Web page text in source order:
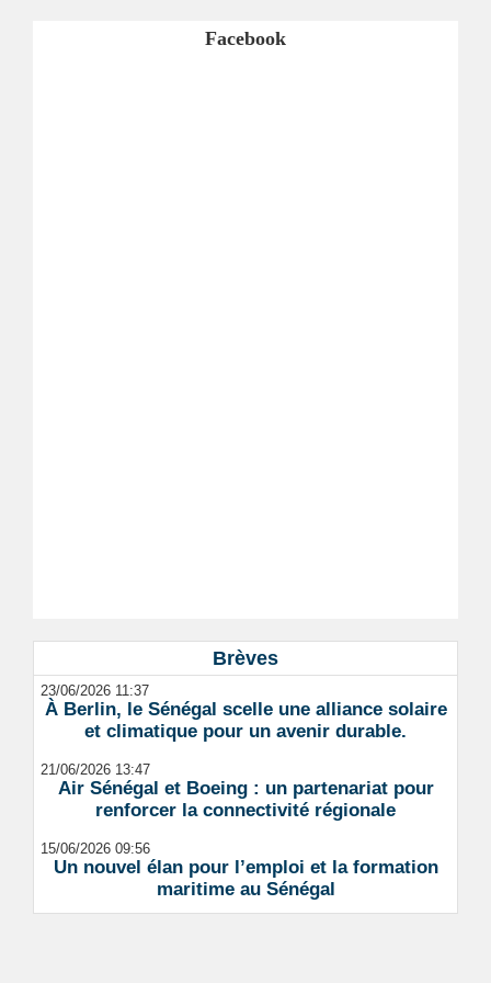
Facebook
Brèves
23/06/2026 11:37
À Berlin, le Sénégal scelle une alliance solaire
et climatique pour un avenir durable.
21/06/2026 13:47
Air Sénégal et Boeing : un partenariat pour
renforcer la connectivité régionale
15/06/2026 09:56
Un nouvel élan pour l’emploi et la formation
maritime au Sénégal